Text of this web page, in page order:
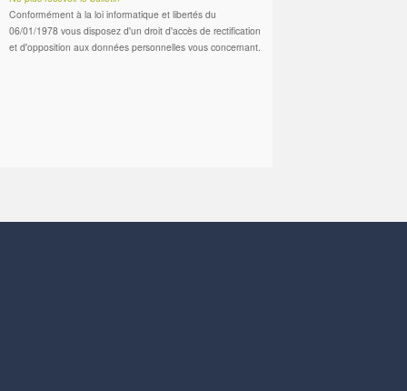
Conformément à la loi informatique et libertés du
06/01/1978 vous disposez d'un droit d'accès de rectification
et d'opposition aux données personnelles vous concernant.